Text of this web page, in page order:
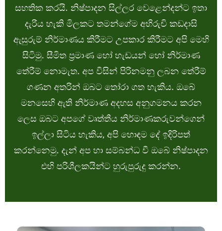
සහතික කරයි. නිෂ්පාදන සිල්ලර වෙළෙන්දන්ට ඉතා
දැරිය හැකි මිලකට තමන්ගේම අභිරුචි කඩදාසි
ඇසුරුම් නිර්මාණය කිරීමට උපකාර කිරීමට අපි මෙහි
සිටිමු. සීමිත ප්‍රමාණ හෝ හැඩයන් හෝ නිර්මාණ
තේරීම් නොමැත. අප විසින් පිරිනමනු ලබන තේරීම්
ගණන අතරින් ඔබට තෝරා ගත හැකිය. ඔබේ
මනසෙහි ඇති නිර්මාණ අදහස අනුගමනය කරන
ලෙස ඔබට අපගේ වෘත්තීය නිර්මාණකරුවන්ගෙන්
ඉල්ලා සිටිය හැකිය, අපි හොඳම දේ ඉදිරිපත්
කරන්නෙමු. දැන් අප හා සම්බන්ධ වී ඔබේ නිෂ්පාදන
එහි පරිශීලකයින්ට හුරුපුරුදු කරන්න.